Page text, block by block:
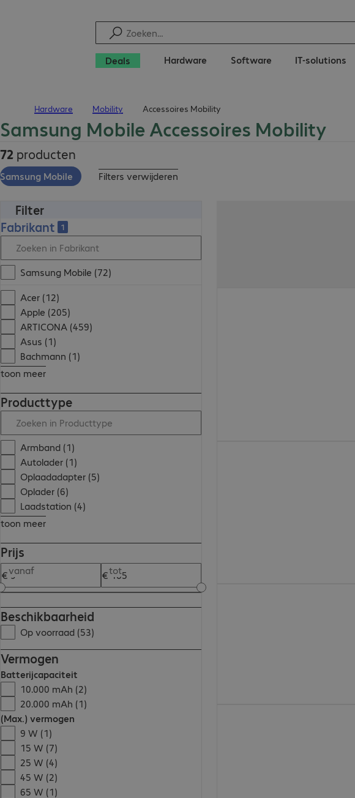
Deals Hardware Software IT-solutions
Hardware Mobility Accessoires Mobility
Samsung Mobile Accessoires Mobility
72 producten
Samsung Mobile Filters verwijderen
Filter
Fabrikant
1
Samsung Mobile (72)
Acer (12)
Apple (205)
ARTICONA (459)
Asus (1)
Bachmann (1)
toon meer
Producttype
Armband (1)
Autolader (1)
Oplaadadapter (5)
Oplader (6)
Laadstation (4)
toon meer
Prijs
vanaf tot
Beschikbaarheid
Op voorraad (53)
Vermogen
Batterijcapaciteit
10.000 mAh (2)
20.000 mAh (1)
(Max.) vermogen
9 W (1)
15 W (7)
25 W (4)
45 W (2)
65 W (1)